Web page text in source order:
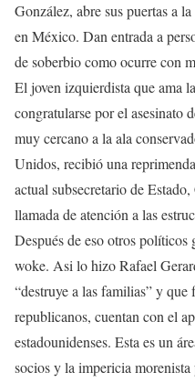
González, abre sus puertas a
en México. Dan entrada a
de soberbio como ocurre con
El joven izquierdista que ama
congratularse por el
muy cercano a la ala
Unidos, recibió una
actual subsecretario de
llamada de atención a las
Después de eso otros políticos
woke. Asi lo hizo Rafael
“destruye a las familias” y
republicanos, cuentan con el
estadounidenses. Esta es un
socios y la impericia